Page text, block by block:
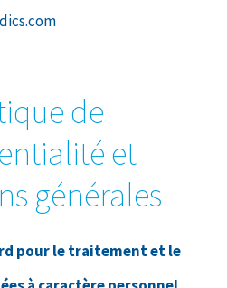
de
et
générales
pour le traitement et le